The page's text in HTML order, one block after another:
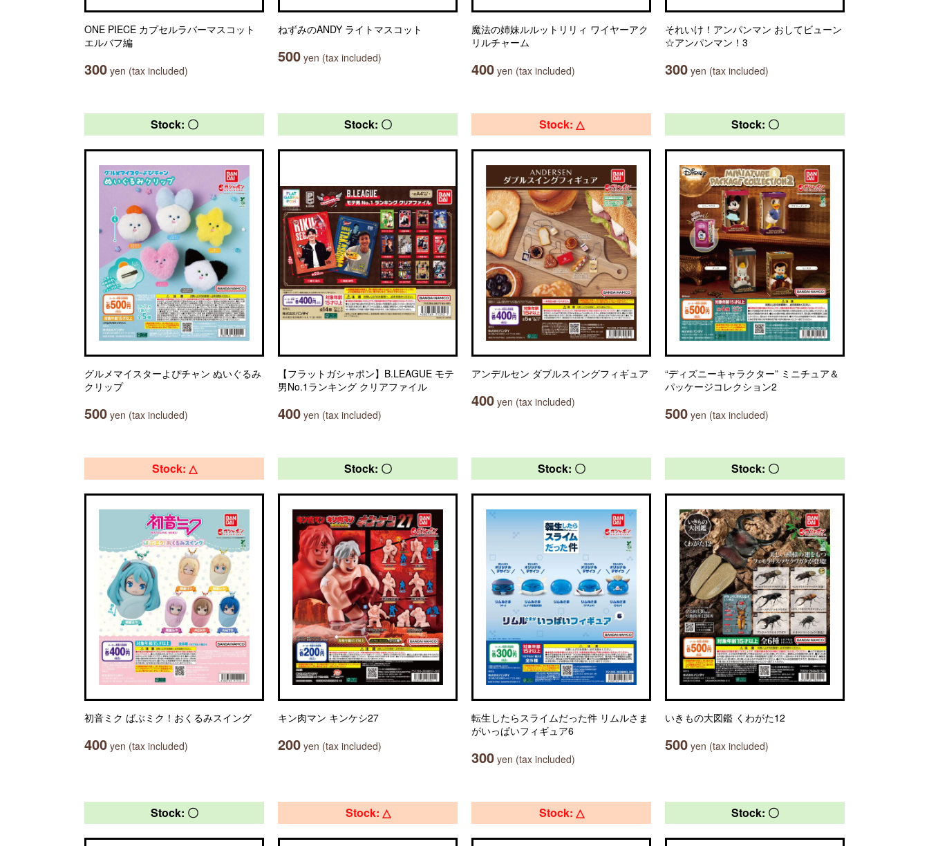
ONE PIECE カプセルラバーマスコット
エルバフ編
300 yen (tax included)
ねずみのANDY ライトマスコット
500 yen (tax included)
魔法の姉妹ルルットリリィ ワイヤーアク
リルチャーム
400 yen (tax included)
それいけ！アンパンマン おしてビューン
☆アンパンマン！3
300 yen (tax included)
Stock: 〇
グルメマイスターよぴチャン ぬいぐるみ
クリップ
500 yen (tax included)
Stock: 〇
【フラットガシャポン】B.LEAGUE モテ
男No.1ランキング クリアファイル
400 yen (tax included)
Stock: △
アンデルセン ダブルスイングフィギュア
400 yen (tax included)
Stock: 〇
“ディズニーキャラクター” ミニチュア＆
パッケージコレクション2
500 yen (tax included)
Stock: △
初音ミク ばぶミク！おくるみスイング
400 yen (tax included)
Stock: 〇
キン肉マン キンケシ27
200 yen (tax included)
Stock: 〇
転生したらスライムだった件 リムルさま
がいっぱいフィギュア6
300 yen (tax included)
Stock: 〇
いきもの大図鑑 くわがた12
500 yen (tax included)
Stock: 〇 Stock: △ Stock: △ Stock: 〇